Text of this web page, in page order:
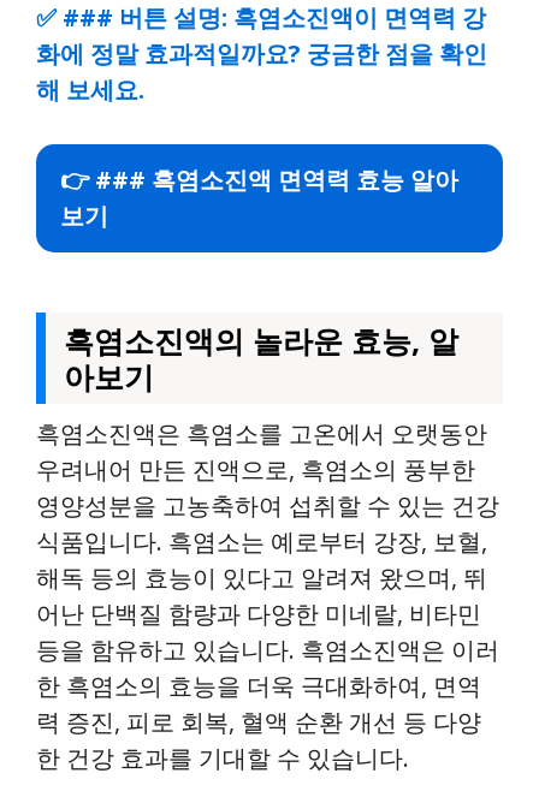
✅ ### 버튼 설명: 흑염소진액이 면역력 강
화에 정말 효과적일까요? 궁금한 점을 확인
해 보세요.
👉 ### 흑염소진액 면역력 효능 알아
보기
흑염소진액의 놀라운 효능, 알
아보기
흑염소진액은 흑염소를 고온에서 오랫동안
우려내어 만든 진액으로, 흑염소의 풍부한
영양성분을 고농축하여 섭취할 수 있는 건강
식품입니다. 흑염소는 예로부터 강장, 보혈,
해독 등의 효능이 있다고 알려져 왔으며, 뛰
어난 단백질 함량과 다양한 미네랄, 비타민
등을 함유하고 있습니다. 흑염소진액은 이러
한 흑염소의 효능을 더욱 극대화하여, 면역
력 증진, 피로 회복, 혈액 순환 개선 등 다양
한 건강 효과를 기대할 수 있습니다.